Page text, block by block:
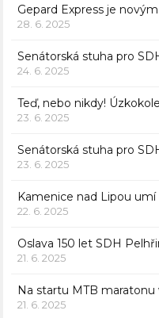
Gepard Express je
28. 6. 2025
Senátorská stuha pro
24. 6. 2025
Teď, nebo nikdy!
23. 6. 2025
Senátorská stuha pro
23. 6. 2025
Kamenice nad Lipou
22. 6. 2025
Oslava 150 let SDH
21. 6. 2025
Na startu MTB
21. 6. 2025